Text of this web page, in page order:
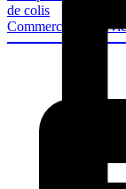
de colis
Commerces &